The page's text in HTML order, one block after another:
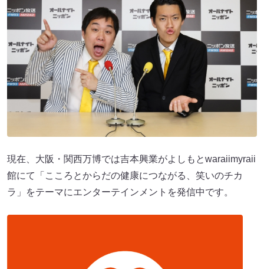
現在、大阪・関西万博では吉本興業がよしもとwaraiimyraii
館にて「こころとからだの健康につながる、笑いのチカ
ラ」をテーマにエンターテインメントを発信中です。